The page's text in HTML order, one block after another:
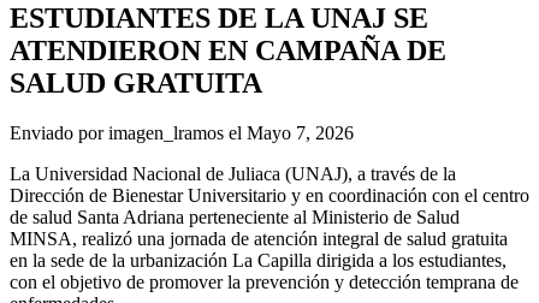
ESTUDIANTES DE LA UNAJ SE
ATENDIERON EN CAMPAÑA DE
SALUD GRATUITA
Enviado porimagen_lramos el Mayo 7, 2026
La Universidad Nacional de Juliaca (UNAJ), a través de la
Dirección de Bienestar Universitario y en coordinación con el centro
de salud Santa Adriana perteneciente al Ministerio de Salud
MINSA, realizó una jornada de atención integral de salud gratuita
en la sede de la urbanización La Capilla dirigida a los estudiantes,
con el objetivo de promover la prevención y detección temprana de